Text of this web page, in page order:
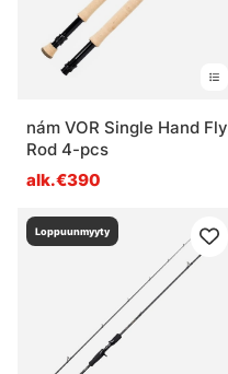
nám VOR Single Hand Fly
Rod 4-pcs
alk.€390
Loppuunmyyty